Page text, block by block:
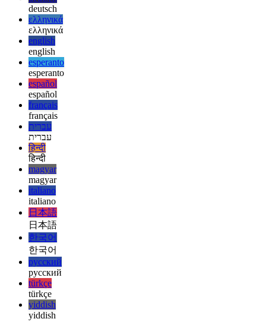
afrikaans
afrikaans
العربية
العربية
deutsch
deutsch
ελληνικά
ελληνικά
english
english
esperanto
esperanto
español
español
français
français
עברית
עברית
हिन्दी
हिन्दी
magyar
magyar
italiano
italiano
日本語
日本語
한국어
한국어
русский